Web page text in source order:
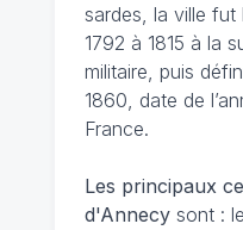
sardes, la ville fut
1792 à 1815 à la
militaire, puis
1860, date de
France.
Les principaux
d'Annecysont : le